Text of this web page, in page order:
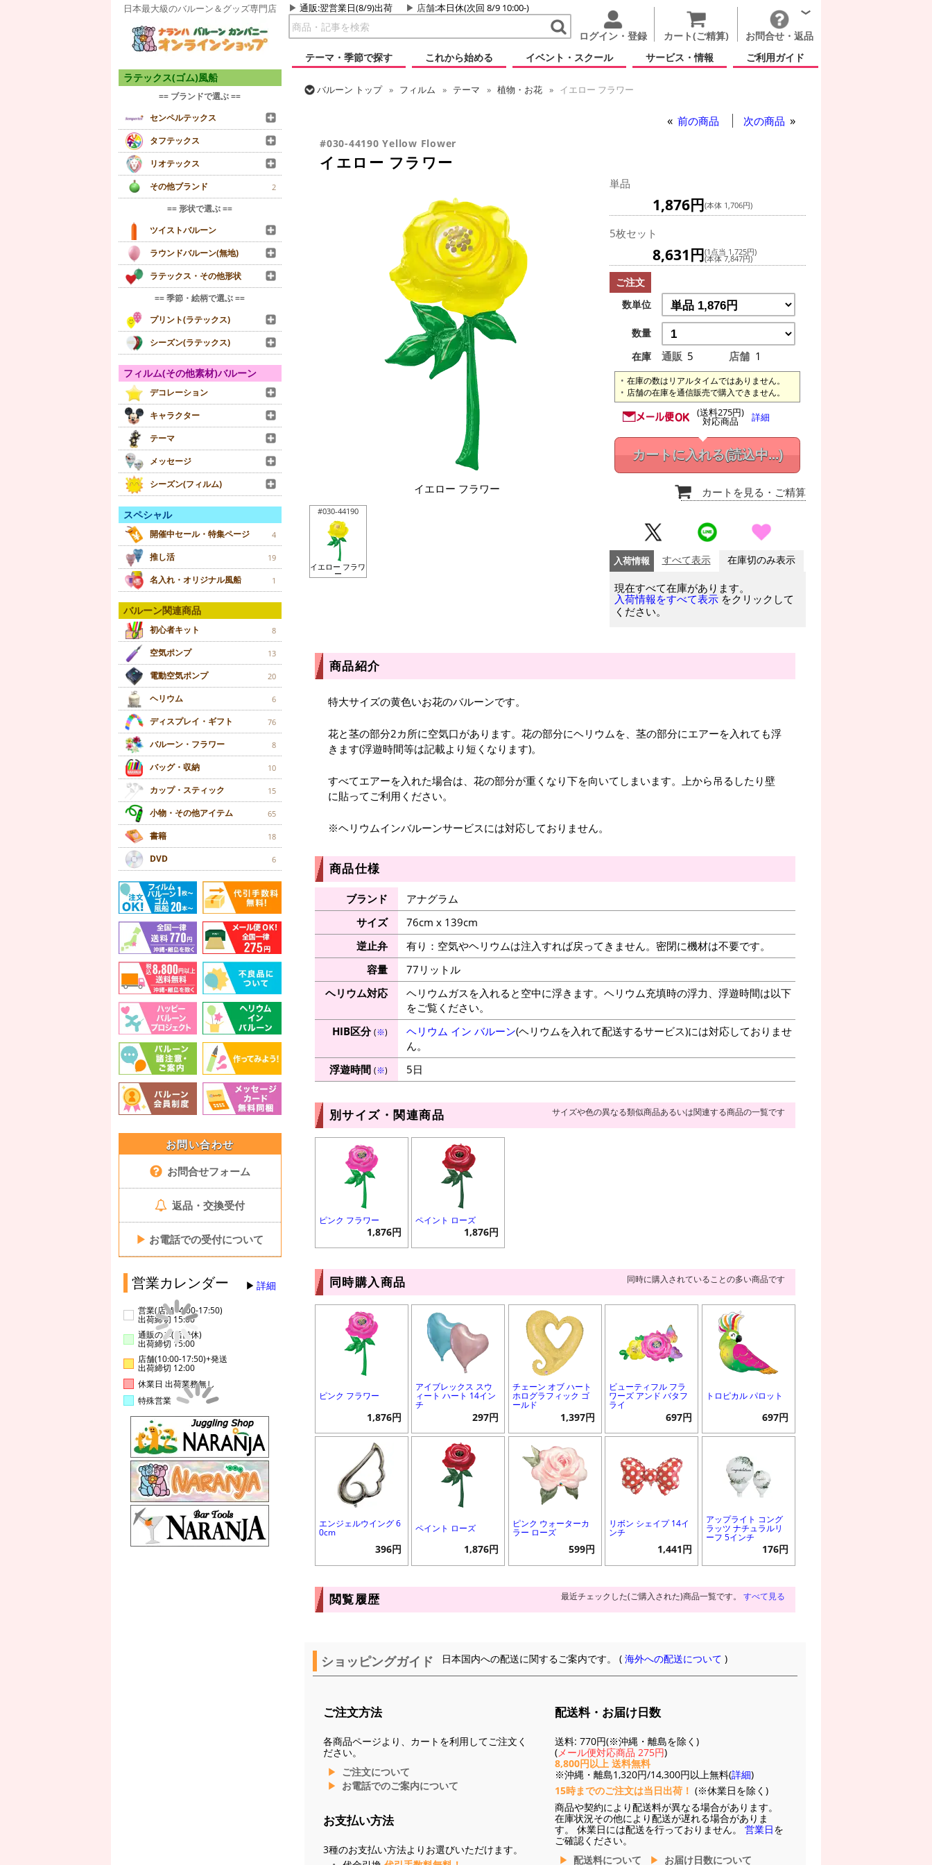
日本最大級のバルーン＆グッズ専門店 通販:翌営業日(8/9)出荷 店舗:本日休(次回 8/9 10:00-)
ログイン・登録 カート(ご精算)
お問合せ・返品
テーマ・季節で探す
これから始める イベント・スクール サービス・情報 ご利用ガイド
ラテックス(ゴム)風船
== ブランドで選ぶ ==
センペルテックス
タフテックス
リオテックス
その他ブランド
2
== 形状で選ぶ ==
ツイストバルーン
ラウンドバルーン(無地)
ラテックス・その他形状
== 季節・絵柄で選ぶ ==
プリント(ラテックス)
シーズン(ラテックス)
フィルム(その他素材)バルーン
デコレーション
キャラクター
テーマ
メッセージ
シーズン(フィルム)
スペシャル
開催中セール・特集ページ 4
推し活 19
名入れ・オリジナル風船 1
バルーン関連商品
初心者キット 8
空気ポンプ 13
電動空気ポンプ 20
ヘリウム 6
ディスプレイ・ギフト 76
バルーン・フラワー 8
バッグ・収納 10
カップ・スティック 15
小物・その他アイテム 65
書籍 18
DVD 6
お問い合わせ
お問合せフォーム
返品・交換受付
▶ お電話での受付について
営業カレンダー 詳細
営業(店舗14:00-17:50)
出荷締切 15:00
通販のみ(店舗休)
出荷締切 15:00
店舗(10:00-17:50)+発送
出荷締切 12:00
休業日 出荷業務無し
特殊営業
バルーン トップ フィルム テーマ 植物・お花
イエロー フラワー
前の商品 次の商品
#030-44190 Yellow Flower
イエロー フラワー
イエロー フラワー
#030-44190
イエロー フラワ
ー
単品
1,876円(本体 1,706円)
5枚セット
8,631円(1点当 1,725円)
(本体 7,847円)
ご注文
数単位
数量
在庫
通販 5 店舗 1
在庫の数はリアルタイムではありません。
店舗の在庫を通信販売で購入できません。
(送料275円)
対応商品 詳細
カートに入れる(読込中...)
カートを見る ・ご精算
入荷情報 すべて表示 在庫切のみ表示
現在すべて在庫があります。
入荷情報をすべて表示 をクリックして
ください。
商品紹介
特大サイズの黄色いお花のバルーンです。
花と茎の部分2カ所に空気口があります。花の部分にヘリウムを、茎の部分にエアーを入れても浮
きます(浮遊時間等は記載より短くなります)。
すべてエアーを入れた場合は、花の部分が重くなり下を向いてしまいます。上から吊るしたり壁
に貼ってご利用ください。
※ヘリウムインバルーンサービスには対応しておりません。
商品仕様
ブランド
アナグラム
サイズ
76cm x 139cm
逆止弁
有り：空気やヘリウムは注入すれば戻ってきません。密閉に機材は不要です。
容量
77リットル
ヘリウム対応
ヘリウムガスを入れると空中に浮きます。ヘリウム充填時の浮力、浮遊時間は以下
をご覧ください。
HIB区分(※) ヘリウム イン バルーン(ヘリウムを入れて配送するサービス)には対応しておりませ
ん。
浮遊時間 (※) 5日
別サイズ・関連商品 サイズや色の異なる類似商品あるいは関連する商品の一覧です
ピンク フラワー
1,876円
ペイント ローズ
1,876円
同時購入商品 同時に購入されていることの多い商品です
ピンク フラワー
1,876円
アイブレックス スウ
ィート ハート 14イン
チ
297円
チェーン オブ ハート
ホログラフィック ゴ
ールド
1,397円
ビューティフル フラ
ワーズ アンド バタフ
ライ
697円
トロピカル パロット
697円
エンジェルウイング 6
0cm
396円
ペイント ローズ
1,876円
ピンク ウォーターカ
ラー ローズ
599円
リボン シェイプ 14イ
ンチ
1,441円
アップライト コング
ラッツ ナチュラルリ
ーフ 5インチ
176円
閲覧履歴 最近チェックした(ご購入された)商品一覧です。 すべて見る
ショッピングガイド 日本国内への配送に関するご案内です。 (海外への配送について )
ご注文方法
各商品ページより、カートを利用してご注文く
ださい。
ご注文について
お電話でのご案内について
お支払い方法
3種のお支払い方法よりお選びいただけます。
配送料・お届け日数
送料: 770円(※沖縄・離島を除く)
( メール便対応商品 275円)
8,800円以上 送料無料
※沖縄・離島1,320円/14,300円以上無料(詳細)
15時までのご注文は当日出荷！ (※休業日を除く)
商品や契約により配送料が異なる場合があります。
在庫状況その他により配送が遅れる場合がありま
す。 休業日には配送を行っておりません。 営業日を
ご確認ください。
配送料について
お届け日数について